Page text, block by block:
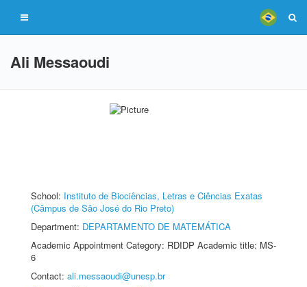
Ali Messaoudi
School: Instituto de Biociências, Letras e Ciências Exatas
(Câmpus de São José do Rio Preto)
Department: DEPARTAMENTO DE MATEMÁTICA
Academic Appointment Category: RDIDP Academic title: MS-
6
Contact: ali.messaoudi@unesp.br